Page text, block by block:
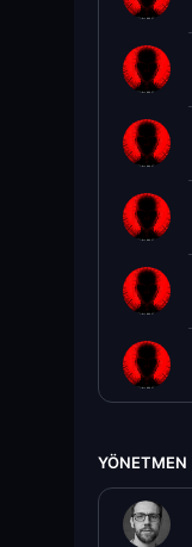
YÖNETMEN